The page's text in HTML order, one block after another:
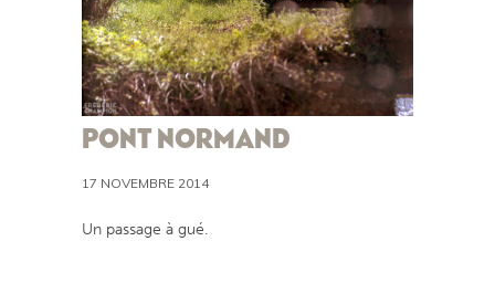
PONT NORMAND
17 NOVEMBRE 2014
Un passage à gué.